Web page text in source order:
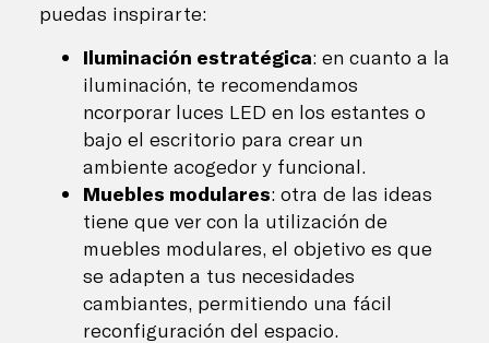
puedas inspirarte:
Iluminación estratégica: en cuanto a la
iluminación, te recomendamos
ncorporar luces LED en los estantes o
bajo el escritorio para crear un
ambiente acogedor y funcional.
Muebles modulares: otra de las ideas
tiene que ver con la utilización de
muebles modulares, el objetivo es que
se adapten a tus necesidades
cambiantes, permitiendo una fácil
reconfiguración del espacio.